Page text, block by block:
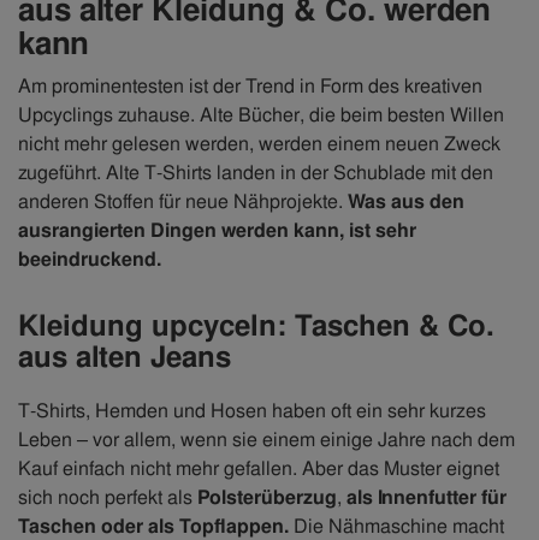
aus alter Kleidung & Co. werden
kann
Am prominentesten ist der Trend in Form des kreativen
Upcyclings zuhause. Alte Bücher, die beim besten Willen
nicht mehr gelesen werden, werden einem neuen Zweck
zugeführt. Alte T-Shirts landen in der Schublade mit den
anderen Stoffen für neue Nähprojekte. Was aus den
ausrangierten Dingen werden kann, ist sehr
beeindruckend.
Kleidung upcyceln: Taschen & Co.
aus alten Jeans
T-Shirts, Hemden und Hosen haben oft ein sehr kurzes
Leben – vor allem, wenn sie einem einige Jahre nach dem
Kauf einfach nicht mehr gefallen. Aber das Muster eignet
sich noch perfekt als Polsterüberzug, als Innenfutter für
Taschen oder als Topflappen. Die Nähmaschine macht